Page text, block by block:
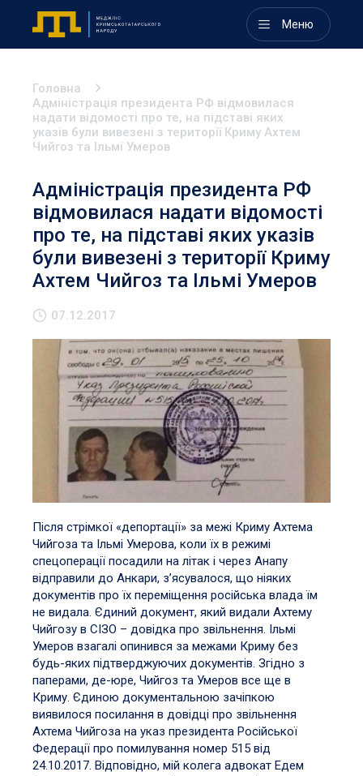
Меню
Головна
Адміністрація президента РФ відмовилася
надати відомості про те, на підставі яких
указів були вивезені з території Криму Ахтем
Чийгоз та Ільмі Умеров
Адміністрація президента РФ
відмовилася надати відомості
про те, на підставі яких указів
були вивезені з території Криму
Ахтем Чийгоз та Ільмі Умеров
07.12.2017
Після стрімкої «депортації» за межі Криму Ахтема
Чийгоза та Ільмі Умерова, коли їх в режимі
спецоперації посадили на літак і через Анапу
відправили до Анкари, з’ясувалося, що ніяких
документів про їх переміщення російська влада їм
не видала. Єдиний документ, який видали Ахтему
Чийгозу в СІЗО – довідка про звільнення. Ільмі
Умеров взагалі опинився за межами Криму без
будь-яких підтверджуючих документів. Згідно з
паперами, де-юре, Чийгоз та Умеров все ще в
Криму. Єдиною документальною зачіпкою
виявилося посилання в довідці про звільнення
Ахтема Чийгоза на указ президента Російської
Федерації про помилування номер 515 від
24.10.2017. Відповідно, мій колега адвокат Едем